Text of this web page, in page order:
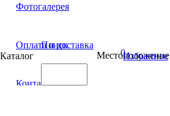
Каталог
Поиск
Местоположение
0Избранное
Фотогалерея
Оплата и доставка
Контакты